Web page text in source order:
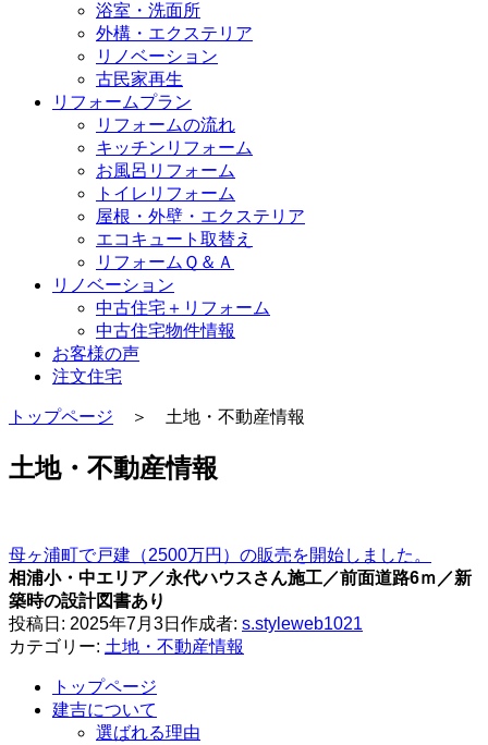
浴室・洗⾯所
外構・エクステリア
リノベーション
古民家再生
リフォームプラン
リフォームの流れ
キッチンリフォーム
お風呂リフォーム
トイレリフォーム
屋根・外壁・エクステリア
エコキュート取替え
リフォームＱ＆Ａ
リノベーション
中古住宅＋リフォーム
中古住宅物件情報
お客様の声
注文住宅
トップページ ＞ 土地・不動産情報
土地・不動産情報
母ヶ浦町で戸建（2500万円）の販売を開始しました。
相浦小・中エリア／永代ハウスさん施工／前面道路6ｍ／新
築時の設計図書あり
投稿日: 2025年7月3日 作成者: s.styleweb1021
カテゴリー: 土地・不動産情報
トップページ
建吉について
選ばれる理由